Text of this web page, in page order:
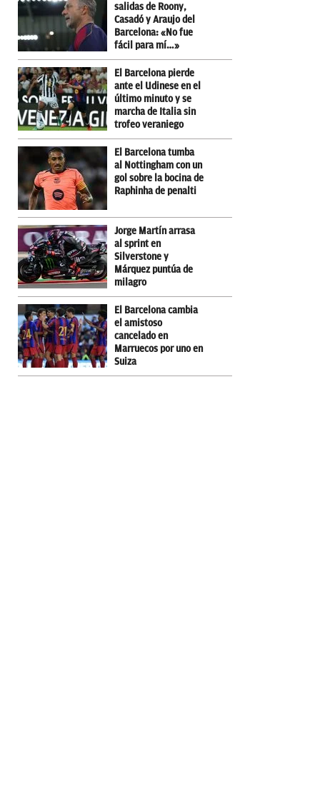
salidas de Roony,
Casadó y Araujo del
Barcelona: «No fue
fácil para mí…»
El Barcelona pierde
ante el Udinese en el
último minuto y se
marcha de Italia sin
trofeo veraniego
El Barcelona tumba
al Nottingham con un
gol sobre la bocina de
Raphinha de penalti
Jorge Martín arrasa
al sprint en
Silverstone y
Márquez puntúa de
milagro
El Barcelona cambia
el amistoso
cancelado en
Marruecos por uno en
Suiza